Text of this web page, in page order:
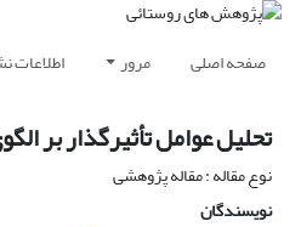
صفحه اصلی مرور اطلاعات
تحلیل عوامل تأثیرگذار بر
نوع مقاله : مقاله پژوهشی
نویسندگان